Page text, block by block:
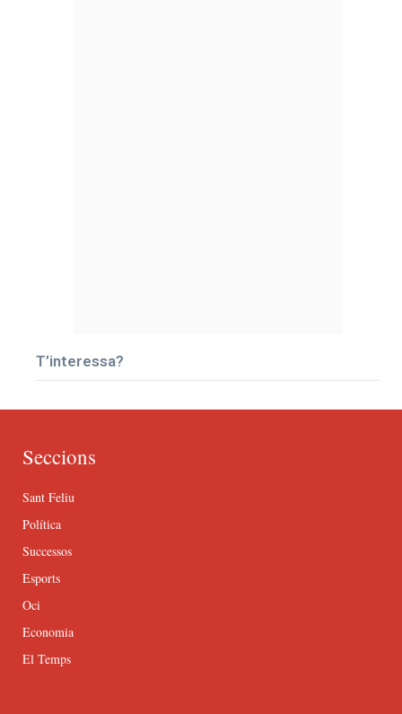
T’interessa?
Seccions
Sant Feliu
Política
Successos
Esports
Oci
Economia
El Temps